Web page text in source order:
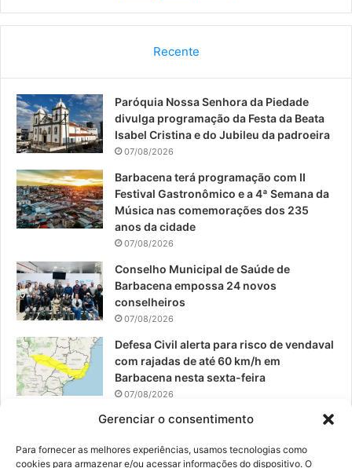
Gerenciar o consentimento
Para fornecer as melhores experiências, usamos tecnologias como
cookies para armazenar e/ou acessar informações do dispositivo. O
a
b
o
k
o
u
b
n
a
g
a
Recente
Paróquia Nossa Senhora da Piedade
divulga programação da Festa da Beata
Isabel Cristina e do Jubileu da padroeira
07/08/2026
Barbacena terá programação com II
Festival Gastronômico e a 4ª Semana da
Música nas comemorações dos 235
anos da cidade
07/08/2026
Conselho Municipal de Saúde de
Barbacena empossa 24 novos
conselheiros
07/08/2026
Defesa Civil alerta para risco de vendaval
com rajadas de até 60 km/h em
Barbacena nesta sexta-feira
07/08/2026
EPCAR tem a melhor nota do IDEB no
06/08/2026